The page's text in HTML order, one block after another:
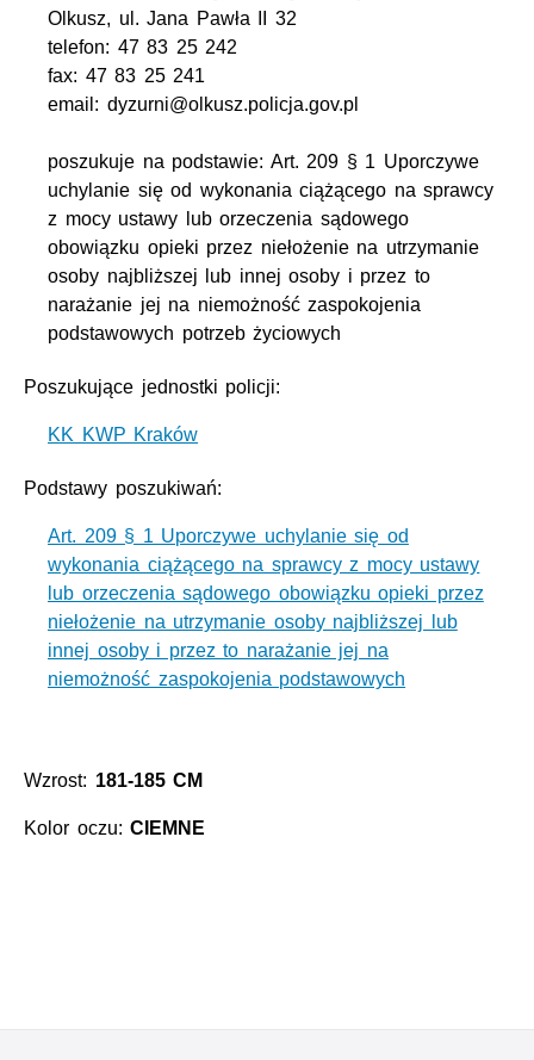
Olkusz, ul. Jana Pawła II 32
telefon: 47 83 25 242
fax: 47 83 25 241
email: dyzurni@olkusz.policja.gov.pl
poszukuje na podstawie: Art. 209 § 1 Uporczywe
uchylanie się od wykonania ciążącego na sprawcy
z mocy ustawy lub orzeczenia sądowego
obowiązku opieki przez niełożenie na utrzymanie
osoby najbliższej lub innej osoby i przez to
narażanie jej na niemożność zaspokojenia
podstawowych potrzeb życiowych
Poszukujące jednostki policji:
KK KWP Kraków
Podstawy poszukiwań:
Art. 209 § 1 Uporczywe uchylanie się od
wykonania ciążącego na sprawcy z mocy ustawy
lub orzeczenia sądowego obowiązku opieki przez
niełożenie na utrzymanie osoby najbliższej lub
innej osoby i przez to narażanie jej na
niemożność zaspokojenia podstawowych
Wzrost: 181-185 CM
Kolor oczu:CIEMNE